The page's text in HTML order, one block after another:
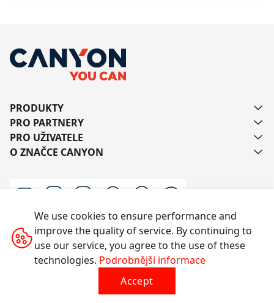
PRODUKTY
PRO PARTNERY
PRO UŽIVATELE
O ZNAČCE CANYON
Kontaktujte nás
Všechna práva vyhrazena © 2014-2026 CANYON
We use cookies to ensure performance and
improve the quality of service. By continuing to
use our service, you agree to the use of these
technologies. Podrobnější informace
Accept